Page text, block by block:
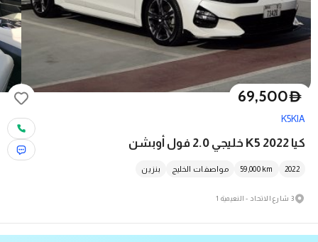
D
69,500
KIA
K5
كيا K5 2022 خليجي 2.0 فول أوبشن
2022
59,000 km مواصفات الخليج بنزين
3 شارع الاتحاد - النعيمية 1